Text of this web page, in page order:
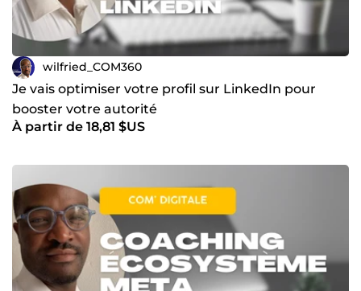
wilfried_COM360
Je vais optimiser votre profil sur LinkedIn pour
booster votre autorité
À partir de 18,81 $US